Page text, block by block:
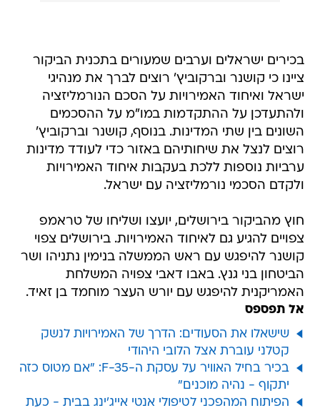
בכירים ישראלים וערבים שמעורים בתכנית הביקור
ציינו כי קושנר וברקוביץ' רוצים לברך את מנהיגי
ישראל ואיחוד האמירויות על הסכם הנורמליזציה
ולהתעדכן על ההתקדמות במו"מ על ההסכמים
השונים בין שתי המדינות. בנוסף, קושנר וברקוביץ'
רוצים לנצל את שיחותיהם באזור כדי לעודד מדינות
ערביות נוספות ללכת בעקבות איחוד האמירויות
ולקדם הסכמי נורמליזציה עם ישראל.
חוץ מהביקור בירושלים, יועצו ושליחו של טראמפ
צפויים להגיע גם לאיחוד האמירויות. בירושלים צפוי
קושנר להיפגש עם ראש הממשלה בנימין נתניהו ושר
הביטחון בני גנץ. באבו דאבי צפויה המשלחת
האמריקנית להיפגש עם יורש העצר מוחמד בן זאיד.
אל תפספס
שישאלו את הסעודים: הדרך של האמירויות לנשק
קטלני עוברת אצל הלובי היהודי
בכיר בחיל האוויר על עסקת ה-F-35: "אם מטוס כזה
יתקוף - נהיה מוכנים"
הפיתוח המהפכני לטיפולי אנטי אייג'ינג בבית - כעת